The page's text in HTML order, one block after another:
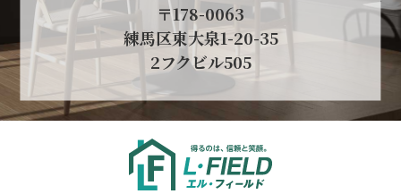
〒178-0063
練馬区東大泉1-20-35
2フクビル505